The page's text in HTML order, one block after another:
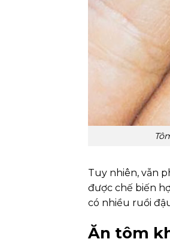
Tuy nhiên, vẫn
được chế biến
có nhiều ruồi
Ăn tôm